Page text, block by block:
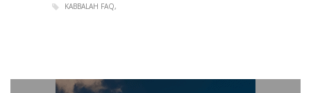
KABBALAH FAQ